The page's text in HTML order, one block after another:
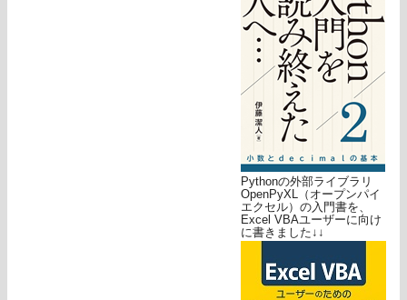
Pythonの外部ライブラリ
OpenPyXL（オープンパイ
エクセル）の入門書を、
Excel VBAユーザーに向け
に書きました↓↓